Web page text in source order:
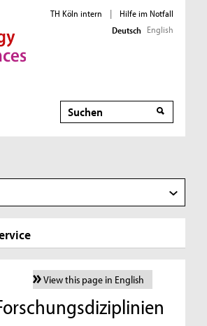
TH Köln intern |
Hilfe im Notfall
Deutsch English
Suche
View this page in English